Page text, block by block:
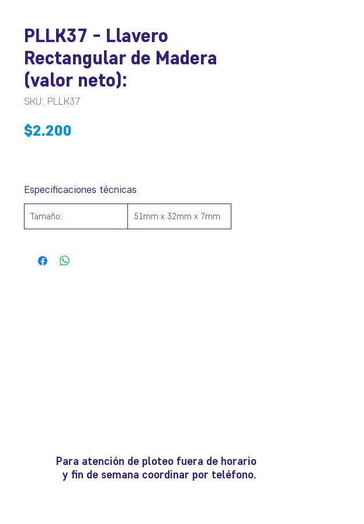
PLLK37 - Llavero
Rectangular de Madera
(valor neto):
SKU: PLLK37
$2.200
Especificaciones técnicas
Tamaño: 51mm x 32mm x 7mm.
Para atención de ploteo fuera de horario
y fin de semana coordinar por teléfono.